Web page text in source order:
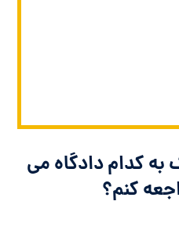
کدام دادگاه می
کنم؟